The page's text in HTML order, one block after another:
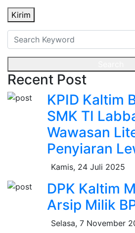
Kirim
Recent Post
KPID Kaltim
SMK TI
Wawasan
Penyiaran
Kamis, 24 Juli 2025
DPK Kaltim
Arsip Milik
Selasa, 7 November